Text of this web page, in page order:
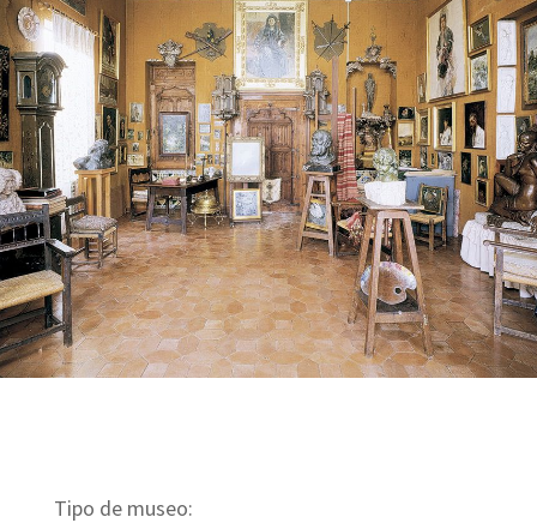
Tipo de museo: